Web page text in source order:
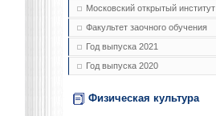
Московский открытый институт
Факультет заочного обучения
Год выпуска 2021
Год выпуска 2020
Физическая культура